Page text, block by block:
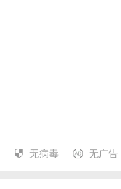
无病毒 无广告